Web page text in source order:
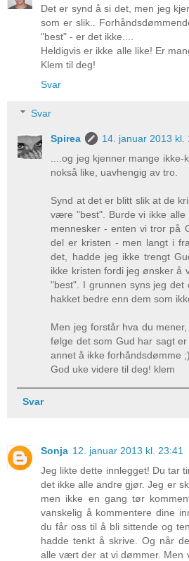
Det er synd å si det, men jeg
som er slik..
"best" - er det ikke....
Heldigvis er ikke alle like! Er
Klem til deg!
Svar
Svar
Spirea
14. januar 2013 kl.
....og jeg kjenner mange ikke-
nokså like, uavhengig av tro.
Synd at det er blitt slik at de
være "best". Burde vi ikke
mennesker - enten vi tror på
del er kristen - men langt i
det, hadde jeg ikke trengt
ikke kristen fordi jeg ønsker å
"best". I grunnen syns jeg
hakket bedre enn dem som
Men jeg forstår hva du
følge det som Gud har sagt
annet å ikke forhåndsdømme ;)
God uke videre til deg! klem
Svar
Sonja 12. januar 2013 kl. 23:41
Jeg likte dette innlegget! Du tar
det ikke alle andre gjør. Jeg er
men ikke en gang tør
vanskelig å kommentere dine
du får oss til å bli sittende og
hadde tenkt å skrive. Og når
alle vært der at vi dømmer. Men